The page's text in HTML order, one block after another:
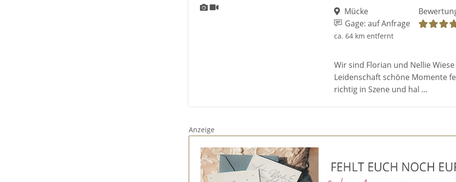
Mücke
Gage: auf Anfrage
ca. 64 km entfernt
Wir sind Florian und Nellie
Leidenschaft schöne Momente
richtig in Szene und hal ...
Anzeige